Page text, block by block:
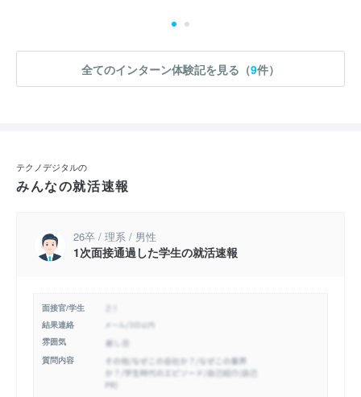
全てのインターン体験記を見る（9件）
テクノデジタルの
みんなの就活速報
26卒 / 理系 / 男性
1次面接通過した学生の就活速報
面接官/学生
結果連絡
雰囲気
質問内容